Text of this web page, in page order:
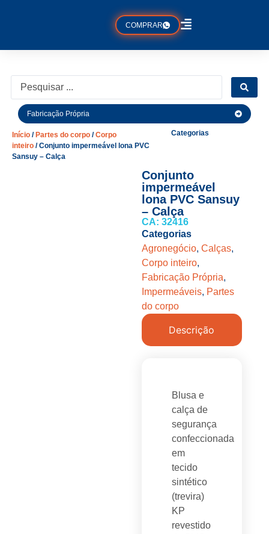
COMPRAR
Fabricação Própria
Início / Partes do corpo /Corpo
inteiro / Conjunto impermeável lona PVC
Sansuy – Calça
Categorias
Conjunto
impermeável
lona PVC Sansuy
– Calça
CA: 32416
Categorias
Agronegócio, Calças,
Corpo inteiro,
Fabricação Própria,
Impermeáveis, Partes
do corpo
Descrição
Blusa e
calça de
segurança
confeccionada
em
tecido
sintético
(trevira)
KP
revestido